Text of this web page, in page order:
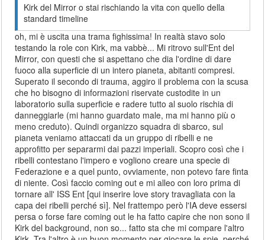
Kirk del Mirror o stai rischiando la vita con quello della
standard timeline
oh, mi è uscita una trama fighissima! In realtà stavo solo
testando la role con Kirk, ma vabbè... Mi ritrovo sull'Ent del
Mirror, con questi che si aspettano che dia l'ordine di dare
fuoco alla superficie di un intero pianeta, abitanti compresi.
Superato il secondo di trauma, aggiro il problema con la scusa
che ho bisogno di informazioni riservate custodite in un
laboratorio sulla superficie e radere tutto al suolo rischia di
danneggiarle (mi hanno guardato male, ma mi hanno più o
meno creduto). Quindi organizzo squadra di sbarco, sul
pianeta veniamo attaccati da un gruppo di ribelli e ne
approfitto per separarmi dai pazzi imperiali. Scopro così che i
ribelli contestano l'impero e vogliono creare una specie di
Federazione e a quel punto, ovviamente, non potevo fare finta
di niente. Così faccio coming out e mi alleo con loro prima di
tornare all' ISS Ent [qui inserire love story travagliata con la
capa dei ribelli perché sì]. Nel frattempo però l'IA deve essersi
persa o forse fare coming out le ha fatto capire che non sono il
Kirk del background, non so... fatto sta che mi compare l'altro